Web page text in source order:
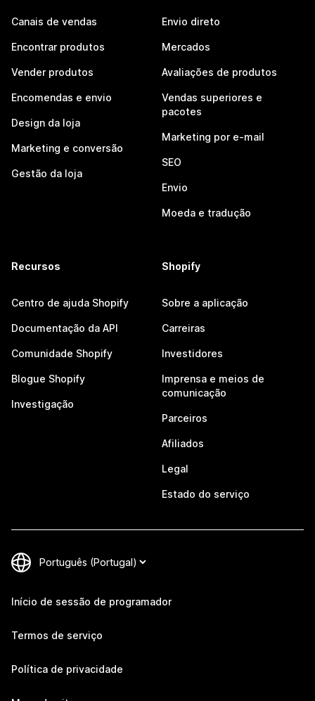
Canais de vendas
Encontrar produtos
Vender produtos
Encomendas e envio
Design da loja
Marketing e conversão
Gestão da loja
Envio direto
Mercados
Avaliações de produtos
Vendas superiores e
pacotes
Marketing por e-mail
SEO
Envio
Moeda e tradução
Recursos
Centro de ajuda Shopify
Documentação da API
Comunidade Shopify
Blogue Shopify
Investigação
Shopify
Sobre a aplicação
Carreiras
Investidores
Imprensa e meios de
comunicação
Parceiros
Afiliados
Legal
Estado do serviço
Início de sessão de programador
Termos de serviço
Política de privacidade